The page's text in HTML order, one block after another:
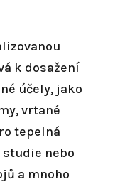
k dosažení
účely, jako
vrtané
tepelná
nebo
a mnoho